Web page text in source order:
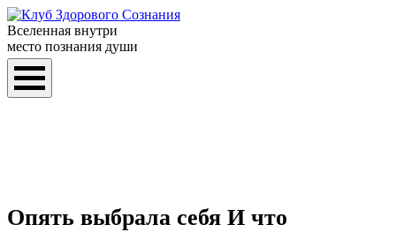
Вселенная внутри
место познания души
Опять выбрала себя И что